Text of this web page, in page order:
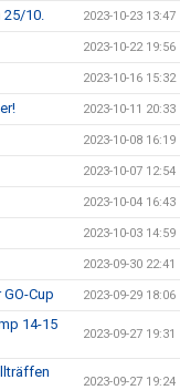
10. 2023-10-23 13:47
2023-10-22 19:56
2023-10-16 15:32
2023-10-11 20:33
2023-10-08 16:19
2023-10-07 12:54
2023-10-04 16:43
2023-10-03 14:59
2023-09-30 22:41
Cup 2023-09-29 18:06
14-15
2023-09-27 19:31
2023-09-27 19:24